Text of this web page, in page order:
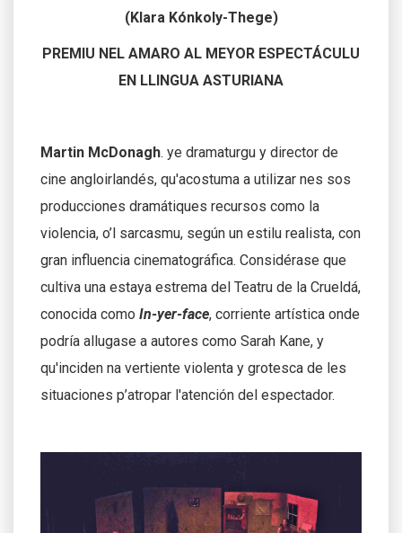
(Klara Kónkoly-Thege)
PREMIU NEL AMARO AL MEYOR ESPECTÁCULU
EN LLINGUA ASTURIANA
Martin McDonagh. ye dramaturgu y director de
cine angloirlandés, qu'acostuma a utilizar nes sos
producciones dramátiques recursos como la
violencia, o’l sarcasmu, según un estilu realista, con
gran influencia cinematográfica. Considérase que
cultiva una estaya estrema del Teatru de la Crueldá,
conocida como In-yer-face, corriente artística onde
podría allugase a autores como Sarah Kane, y
qu'inciden na vertiente violenta y grotesca de les
situaciones p’atropar l'atención del espectador.